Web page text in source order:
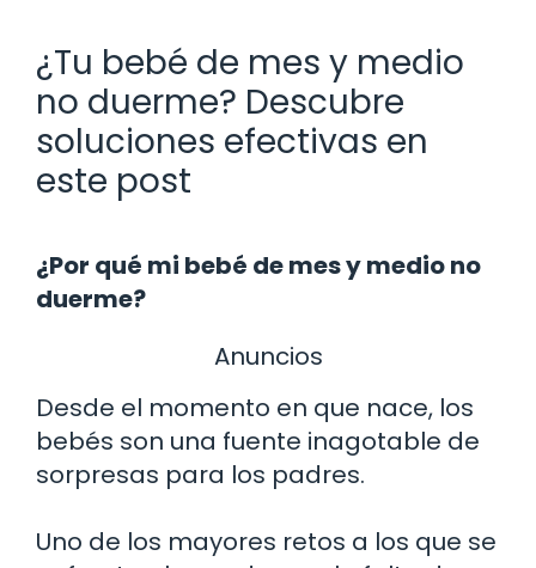
¿Tu bebé de mes y medio
no duerme? Descubre
soluciones efectivas en
este post
¿Por qué mi bebé de mes y medio no
duerme?
Anuncios
Desde el momento en que nace, los
bebés son una fuente inagotable de
sorpresas para los padres.
Uno de los mayores retos a los que se